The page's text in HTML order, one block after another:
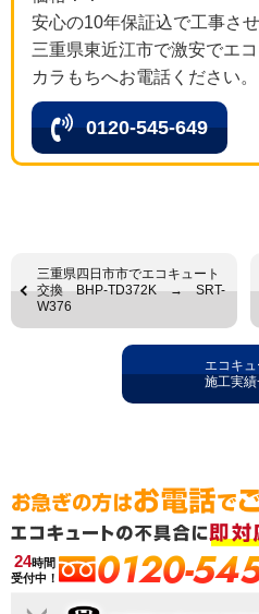
安心の10年保証込で工事さ
三重県東近江市で激安でエ
カラもちへお電話ください。
0120-545-649
三重県四日市市でエコキュート
交換 BHP-TD372K → SRT-
W376
エコキュ
施工実
24時間
受付中！
0120-